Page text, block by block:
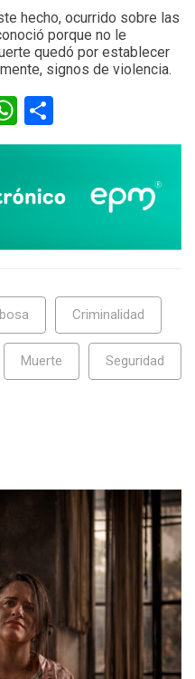
hecho, ocurrido sobre las
porque no le
quedó por establecer
signos de violencia.
WhatsApp
Criminalidad
Muerte Seguridad